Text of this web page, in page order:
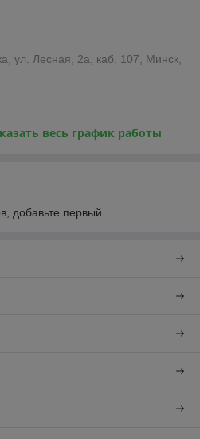
ул. Лесная, 2а, каб. 107, Минск,
весь график работы
добавьте первый